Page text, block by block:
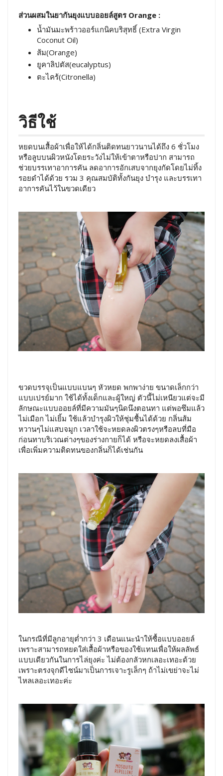
ส่วนผสมในยากันยุงแบบออยล์สูตร Orange :
น้ำมันมะพร้าวออร์แกนิคบริสุทธิ์ (Extra Virgin
Coconut Oil)
ส้ม(Orange)
ยูคาลิปตัส(eucalyptus)
ตะไคร้(Citronella)
วิธีใช้
หยดบนเสื้อผ้าเพื่อให้ได้กลิ่นติดทนยาวนานได้ถึง 6 ชั่วโมง
หรือลูบบนผิวหนังโดยระวังไม่ให้เข้าตาหรือปาก สามารถ
ช่วยบรรเทาอาการคัน ลดอาการอักเสบจากยุงกัดโดยไม่ทิ้ง
รอยดำได้ด้วย รวม 3 คุณสมบัติทั้งกันยุง บำรุง และบรรเทา
อาการคันไว้ในขวดเดียว
ขวดบรรจุเป็นแบบแบนๆ หัวหยด พกพาง่าย ขนาดเล็กกว่า
แบบเปรย์มาก ใช้ได้ทั้งเด็กและผู้ใหญ่ ตัวนี้ไม่เหนียวแต่จะมี
ลักษณะแบบออยล์ที่มีความมันๆนิดนึงตอนทา แต่พอซึมแล้ว
ไม่เมือก ไม่เยิ้ม ใช้แล้วบำรุงผิวให้ชุ่มชื้นได้ด้วย กลิ่นส้ม
หวานๆไม่แสบจมูก เวลาใช้จะหยดลงผิวตรงๆหรือลบที่มือ
ก่อนทาบริเวณต่างๆของร่างกายก็ได้ หรือจะหยดลงเสื้อผ้า
เพื่อเพิ่มความติดทนของกลิ่นก็ได้เช่นกัน
ในกรณีที่มีลูกอายุต่ำกว่า 3 เดือนแนะนำให้ซื้อแบบออยล์
เพราะสามารถหยดใส่เสื้อผ้าหรือของใช้แทนเพื่อให้ผลลัพธ์
แบบเดียวกันในการไล่ยุงค่ะ ไม่ต้องกลัวหกเลอะเทอะด้วย
เพราะตรงจุกดีไซน์มาเป็นการเจาะรูเล็กๆ ถ้าไม่เขย่าจะไม่
ไหลเลอะเทอะค่ะ